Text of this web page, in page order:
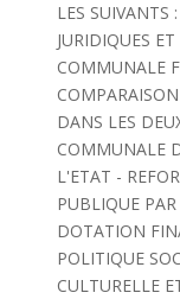
LES SUIVANTS
JURIDIQUES
COMMUNALE
DANS LES
COMMUNALE
L'ETAT -
PUBLIQUE
DOTATION
POLITIQUE
CULTURELLE